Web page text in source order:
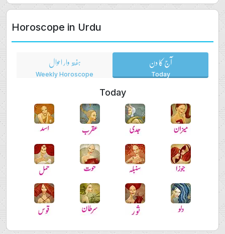
Horoscope in Urdu
ہفتہ وار احوال
Weekly Horoscope
آج کا دن
Today
Today